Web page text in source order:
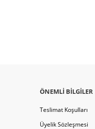
ÖNEMLI BILGILER
Teslimat Koşulları
Üyelik Sözleşmesi